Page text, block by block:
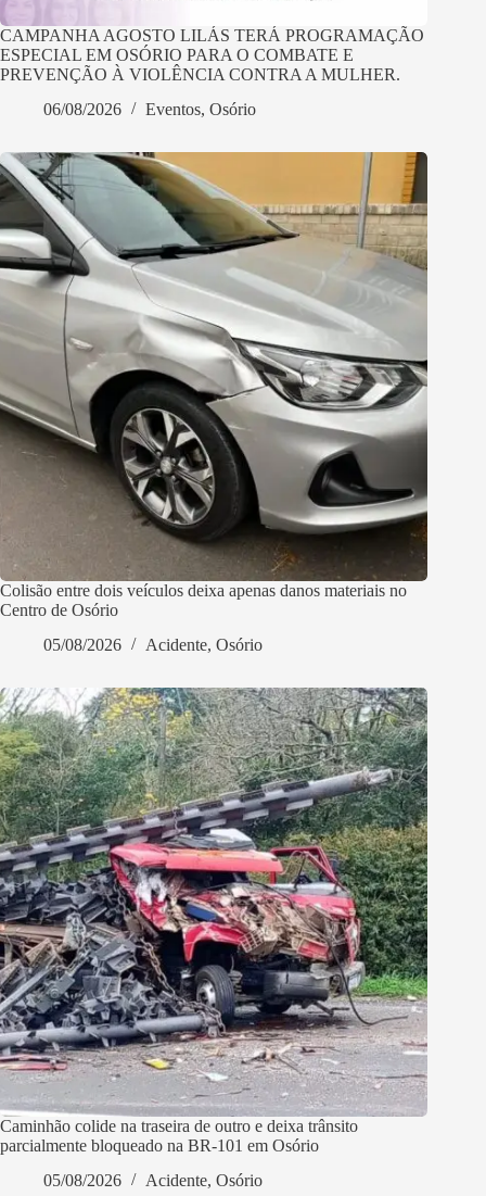
CAMPANHA AGOSTO LILÁS TERÁ PROGRAMAÇÃO
ESPECIAL EM OSÓRIO PARA O COMBATE E
PREVENÇÃO À VIOLÊNCIA CONTRA A MULHER.
06/08/2026
Eventos, Osório
Colisão entre dois veículos deixa apenas danos materiais no
Centro de Osório
05/08/2026
Acidente, Osório
Caminhão colide na traseira de outro e deixa trânsito
parcialmente bloqueado na BR-101 em Osório
05/08/2026
Acidente, Osório